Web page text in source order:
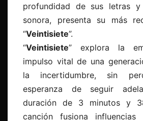
profundidad de sus letras y
sonora, presenta su más
“Veintisiete”.
“Veintisiete” explora la
impulso vital de una
la incertidumbre, sin
esperanza de seguir
duración de 3 minutos y
canción fusiona